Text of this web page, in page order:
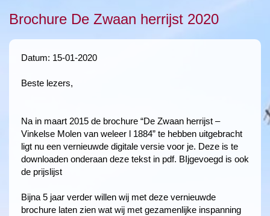
Brochure De Zwaan herrijst 2020
Datum: 15-01-2020
Beste lezers,
Na in maart 2015 de brochure “De Zwaan herrijst –
Vinkelse Molen van weleer l 1884” te hebben uitgebracht
ligt nu een vernieuwde digitale versie voor je. Deze is te
downloaden onderaan deze tekst in pdf. BIjgevoegd is ook
de prijslijst
Bijna 5 jaar verder willen wij met deze vernieuwde
brochure laten zien wat wij met gezamenlijke inspanning